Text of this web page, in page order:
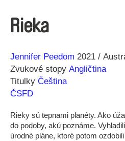
Rieka
Réžia
Jennifer Peedom
Rok
výroby
2021
Zvukové stopy Angličtina
Titulky Čeština
ČSFD
Rieky sú tepnami planéty. Ako
do podoby, akú poznáme.
úrodné pláne, ktoré potom